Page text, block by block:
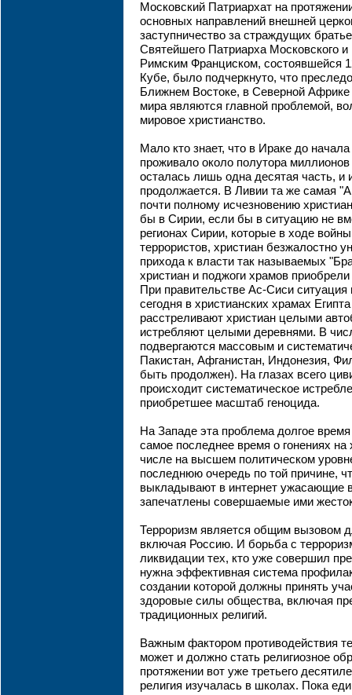
Московский Патриархат на
основных направлений внешней
заступничество за страждущих
Святейшего Патриарха Московского
Римским Франциском, состоявшейся
Кубе, было подчеркнуто, что
Ближнем Востоке, в Северной Африке
мира являются главной проблемой,
мировое христианство.
Мало кто знает, что в Ираке до
проживало около полутора
осталась лишь одна десятая часть, и
продолжается. В Ливии та же самая
почти полному исчезновению
бы в Сирии, если бы в ситуацию не
регионах Сирии, которые в ходе
террористов, христиан безжалостно
прихода к власти так называемых
христиан и поджоги храмов
При правительстве Ас-Сиси ситуация
сегодня в христианских храмах
расстреливают христиан целыми
истребляют целыми деревнями. В
подвергаются массовым и
Пакистан, Афганистан, Индонезия,
быть продолжен). На глазах всего
происходит систематическое
приобретшее масштаб геноцида.
На Западе эта проблема долгое
самое последнее время о гонениях на
числе на высшем политическом
последнюю очередь по той причине,
выкладывают в интернет ужасающие
запечатлены совершаемые ими
Терроризм является общим вызовом
включая Россию. И борьба с
ликвидации тех, кто уже совершил
нужна эффективная система
создании которой должны принять
здоровые силы общества, включая
традиционных религий.
Важным фактором противодействия
может и должно стать религиозное
протяжении вот уже третьего
религия изучалась в школах. Пока